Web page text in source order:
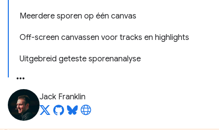
Meerdere sporen op één canvas
Off-screen canvassen voor tracks en highlights
Uitgebreid geteste sporenanalyse
Jack Franklin